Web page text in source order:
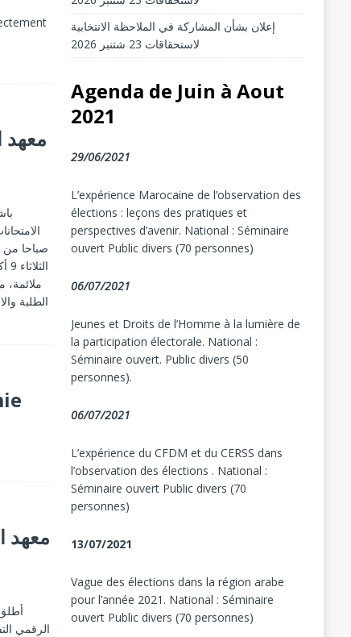
معهد
الطلبة
معهد
الرقمي
إعلان بشأن المشاركة في الملاحظة الانتخابية
لاستحقاقات 23 شتنبر 2026
Agenda de Juin à Aout
2021
29/06/2021
L’expérience Marocaine de l’observation des
élections : leçons des pratiques et
perspectives d’avenir. National : Séminaire
ouvert Public divers (70 personnes)
06/07/2021
Jeunes et Droits de l’Homme à la lumière de
la participation électorale. National :
Séminaire ouvert. Public divers (50
personnes).
06/07/2021
L’expérience du CFDM et du CERSS dans
l’observation des élections . National :
Séminaire ouvert Public divers (70
personnes)
13/07/2021
Vague des élections dans la région arabe
pour l’année 2021. National : Séminaire
ouvert Public divers (70 personnes)